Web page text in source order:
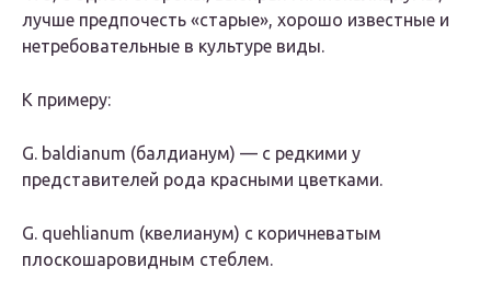
лучше предпочесть «старые», хорошо известные и
нетребовательные в культуре виды.
К примеру:
G. baldianum (балдианум) — с редкими у
представителей рода красными цветками.
G. quehlianum (квелианум) с коричневатым
плоскошаровидным стеблем.